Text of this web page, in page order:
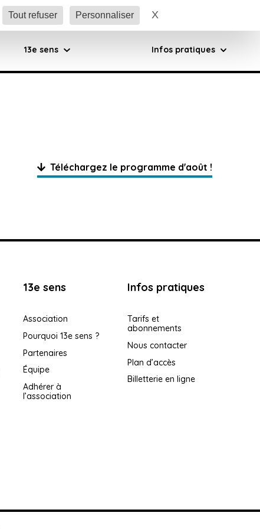
13e sens
Infos pratiques
Téléchargez le programme d'août !
13e sens
Association
Pourquoi 13e sens ?
Partenaires
Équipe
Adhérer à
l’association
Infos pratiques
Tarifs et
abonnements
Nous contacter
Plan d’accès
Billetterie en ligne
Tout refuser Personnaliser XMasquer le bandeau